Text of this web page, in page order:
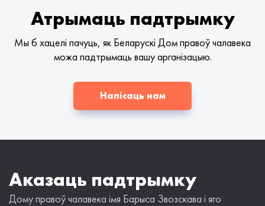
Атрымаць падтрымку
Мы б хацелі пачуць, як Беларускі Дом правоў чалавека
можа падтрымаць вашу арганізацыю.
Напісаць нам
Аказаць падтрымку
Дому правоў чалавека імя Барыса Звозскава і яго